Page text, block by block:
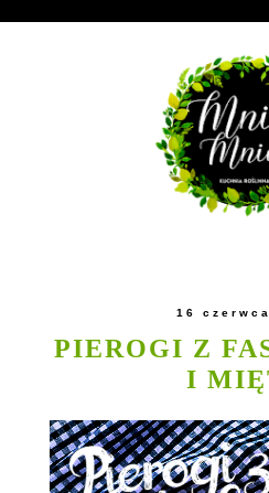
16
PIEROGI Z
I